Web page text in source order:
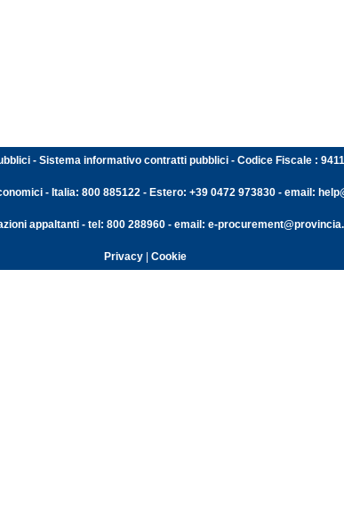
- Sistema informativo contratti pubblici - Codice Fiscale :
- Italia: 800 885122 - Estero: +39 0472 973830 - email:
appaltanti - tel: 800 288960 - email: e-
Privacy| Cookie